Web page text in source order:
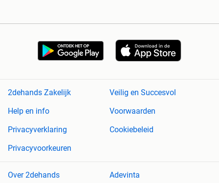
2dehands Zakelijk
Veilig en Succesvol
Help en info
Voorwaarden
Privacyverklaring
Cookiebeleid
Privacyvoorkeuren
Over 2dehands Adevinta